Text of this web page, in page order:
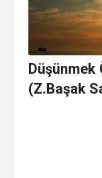
Düşünmek
(Z.Başak